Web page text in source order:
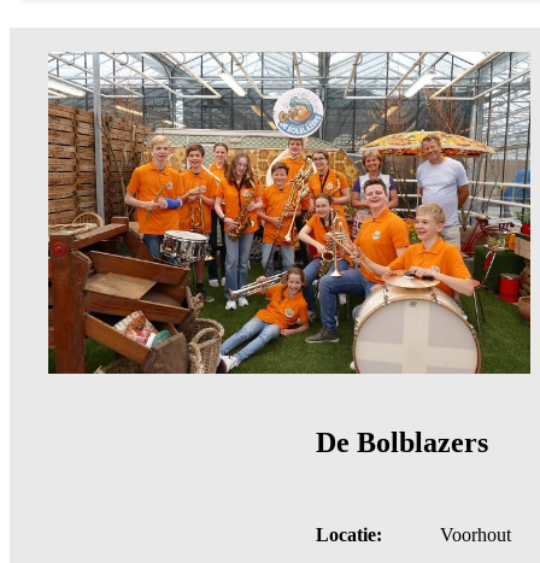
De Bolblazers
Locatie: Voorhout